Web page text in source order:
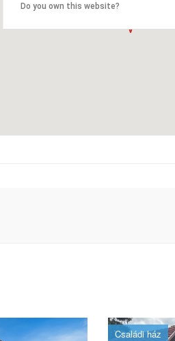
Do you own this website?
Családi ház